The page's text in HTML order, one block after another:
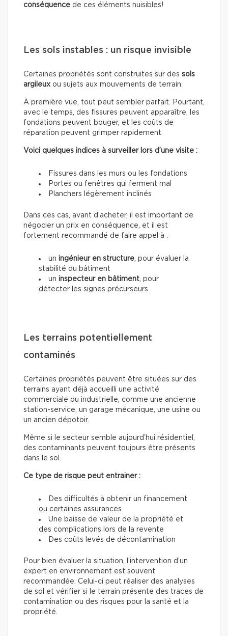
conséquence de ces éléments nuisibles!
Les sols instables : un risque invisible
Certaines propriétés sont construites sur des sols
argileux ou sujets aux mouvements de terrain.
À première vue, tout peut sembler parfait. Pourtant,
avec le temps, des fissures peuvent apparaître, les
fondations peuvent bouger, et les coûts de
réparation peuvent grimper rapidement.
Voici quelques indices à surveiller lors d’une visite :
Fissures dans les murs ou les fondations
Portes ou fenêtres qui ferment mal
Planchers légèrement inclinés
Dans ces cas, avant d’acheter, il est important de
négocier un prix en conséquence, et il est
fortement recommandé de faire appel à :
un ingénieur en structure, pour évaluer la
stabilité du bâtiment
un inspecteur en bâtiment, pour
détecter les signes précurseurs
Les terrains potentiellement
contaminés
Certaines propriétés peuvent être situées sur des
terrains ayant déjà accueilli une activité
commerciale ou industrielle, comme une ancienne
station-service, un garage mécanique, une usine ou
un ancien dépotoir.
Même si le secteur semble aujourd’hui résidentiel,
des contaminants peuvent toujours être présents
dans le sol.
Ce type de risque peut entrainer :
Des difficultés à obtenir un financement
ou certaines assurances
Une baisse de valeur de la propriété et
des complications lors de la revente
Des coûts levés de décontamination
Pour bien évaluer la situation, l’intervention d’un
expert en environnement est souvent
recommandée. Celui-ci peut réaliser des analyses
de sol et vérifier si le terrain présente des traces de
contamination ou des risques pour la santé et la
propriété.